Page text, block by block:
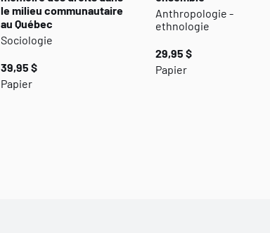
le milieu communautaire
au Québec
Sociologie
39,95 $
Papier
Anthropologie -
ethnologie
29,95 $
Papier